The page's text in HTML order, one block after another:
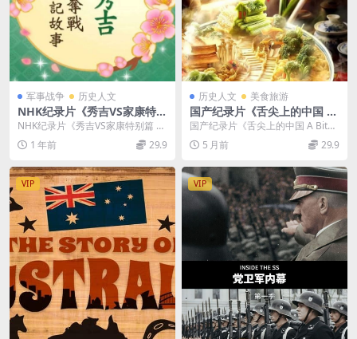
军事战争 历史人文
NHK纪录片《秀吉VS家康特别
篇 秀吉的逆袭 / 秀吉的逆袭/
丰臣秀吉的逆袭》日语中字 M
KV/865M
NHK纪录片《秀吉VS家康特别篇 秀
吉的逆袭》讲述了小牧-长久手一役
战败后，羽柴...
1 年前 29.9
历史人文 美食旅游
国产纪录片《舌尖上的中国 A
Bite of China IV 2025》第四
季全7集 国语中字 1080P/MP
4/8.58G 舌尖上的中国
国产纪录片《舌尖上的中国 A Bite
of China IV 2025》第四季...
5 月前 29.9
VIP VIP